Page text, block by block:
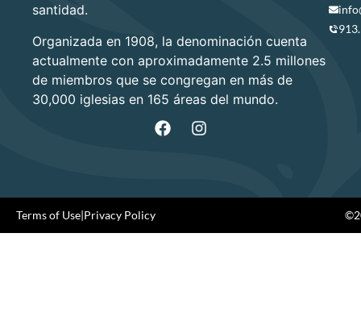
santidad.
Organizada en 1908, la denominación cuenta
actualmente con aproximadamente 2.5 millones
de miembros que se congregan en más de
30,000 iglesias en 165 áreas del mundo.
Terms of Use|Privacy Policy